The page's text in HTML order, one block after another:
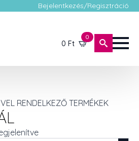
Bejelentkezés/Regisztráció
0 Ft
0
RENDELKEZŐ TERMÉKEK